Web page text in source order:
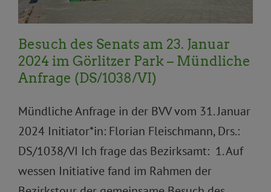
Besuch des Senats am 23. Januar
2024 im Görlitzer Park – Mündliche
Anfrage (DS/1038/VI)
Mündliche Anfrage in der BVV vom 31. Januar
2024 Initiator*in: Florian Fleischmann, Drs.:
DS/1038/VI Ich frage das Bezirksamt: 1. Auf
wessen Initiative fand im Rahmen der